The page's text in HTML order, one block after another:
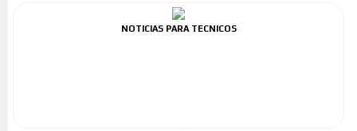
NOTICIAS PARA TECNICOS